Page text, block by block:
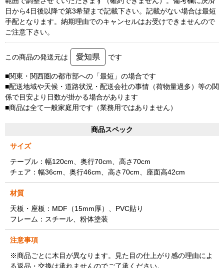
日から4日後以降で第3希望まで記載下さい。記載がない場合は最短
手配となります。納期理由でのキャンセルはお受けできませんので
ご注意下さい。
この商品の発送元は 愛知県 です
■関東・関西圏の都市部への「最短」の場合です
■配送地域や天候・道路状況・配送会社の事情（荷物量過多）等の関
係で目安より日数が掛かる場合があります
■商品は全て一般家庭用です（業務用ではありません）
商品スペック
サイズ
テーブル：幅120cm、奥行70cm、高さ70cm
チェア：幅36cm、奥行46cm、高さ70cm、座面高42cm
材質
天板・座板：MDF（15mm厚）、PVC貼り
フレーム：スチール、粉体塗装
注意事項
※商品ごとに木目が異なります。見た目の仕上がり感の理由によ
る返品・交換は承れませんのでご了承ください。